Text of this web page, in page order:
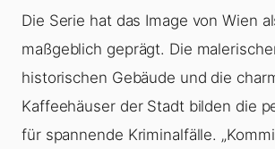
Die Serie hat das Image von Wien
maßgeblich geprägt. Die
historischen Gebäude und die
Kaffeehäuser der Stadt bilden die
für spannende Kriminalfälle.